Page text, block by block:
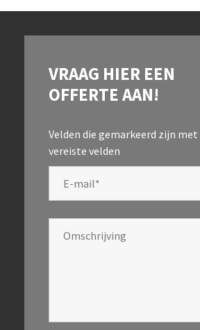
VRAAG HIER EEN
OFFERTE AAN!
Velden die gemarkeerd zijn met
vereiste velden